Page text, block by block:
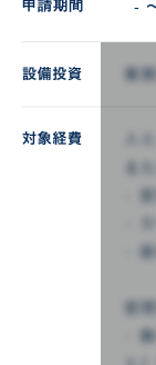
申請期間 -